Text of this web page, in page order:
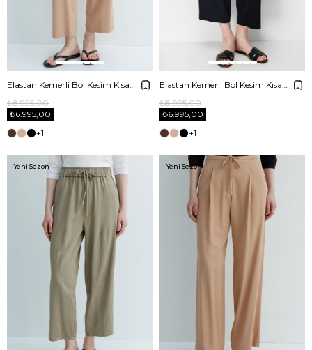
Elastan Kemerli Bol Kesim Kısa Pantolon
₺6.995,00
₺8.995,00
+1
Elastan Kemerli Bol Kesim Kısa Pantolon
₺6.995,00
₺8.995,00
+1
Yeni Sezon Yeni Sezon